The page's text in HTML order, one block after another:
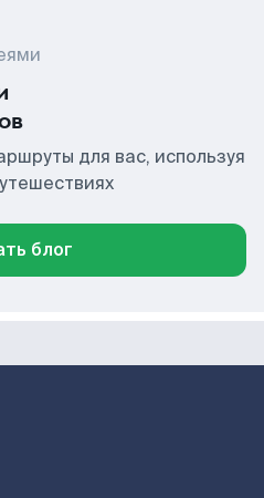
для вас, используя
блог